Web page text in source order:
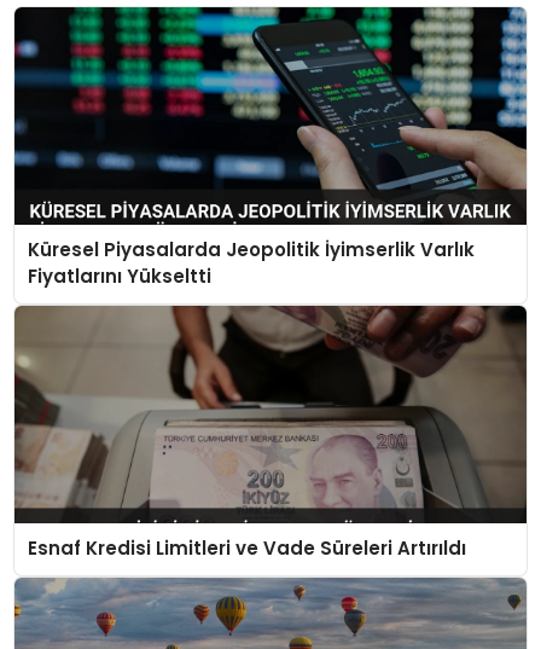
Küresel Piyasalarda Jeopolitik İyimserlik Varlık
Fiyatlarını Yükseltti
Esnaf Kredisi Limitleri ve Vade Süreleri Artırıldı